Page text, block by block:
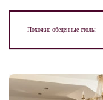
Похожие обеденные столы